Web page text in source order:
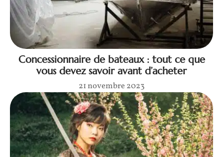
Concessionnaire de bateaux : tout ce que
vous devez savoir avant d’acheter
21 novembre 2023